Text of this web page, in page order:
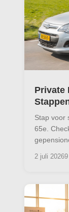
Private
Stap voor
65e.
2 juli 2026